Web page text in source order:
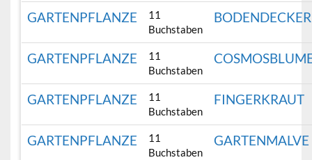
GARTENPFLANZE
11
Buchstaben
BODENDECKER
GARTENPFLANZE
11
Buchstaben
GARTENPFLANZE
11
Buchstaben
FINGERKRAUT
GARTENPFLANZE
11
Buchstaben
GARTENMALVE